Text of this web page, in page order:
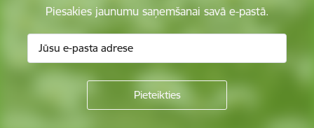
Piesakies jaunumu saņemšanai savā e-pastā.